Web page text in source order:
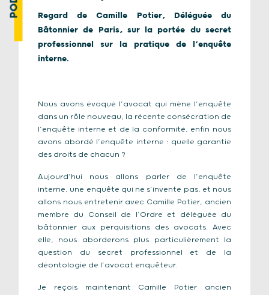
Regard de Camille Potier, Déléguée du
Bâtonnier de Paris, sur la portée du secret
professionnel sur la pratique de l’enquête
interne.
Nous avons évoqué l’avocat qui mène l’enquête
dans un rôle nouveau, la récente consécration de
l’enquête interne et de la conformité, enfin nous
avons abordé l’enquête interne : quelle garantie
des droits de chacun ?
Aujourd’hui nous allons parler de l’enquête
interne, une enquête qui ne s’invente pas, et nous
allons nous entretenir avec Camille Potier, ancien
membre du Conseil de l’Ordre et déléguée du
bâtonnier aux perquisitions des avocats. Avec
elle, nous aborderons plus particulièrement la
question du secret professionnel et de la
déontologie de l’avocat enquêteur.
Je reçois maintenant Camille Potier ancien